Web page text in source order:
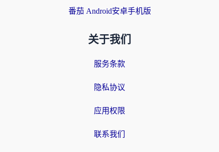
番茄 Android安卓手机版
关于我们
服务条款
隐私协议
应用权限
联系我们